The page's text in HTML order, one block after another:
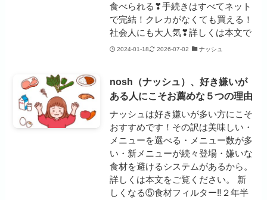
食べられる❣手続きはすべてネット
で完結！クレカがなくても買える！
社会人にも大人気❣詳しくは本文で
2024-01-18 2026-07-02 ナッシュ
nosh（ナッシュ）、好き嫌いが
ある人にこそお薦めな５つの理由
ナッシュは好き嫌いが多い方にこそ
おすすめです！その訳は美味しい・
メニューを選べる・メニュー数が多
い・新メニューが続々登場・嫌いな
食材を避けるシステムがあるから。
詳しくは本文をご覧ください。 新
しくなる⑤食材フィルター‼２年半